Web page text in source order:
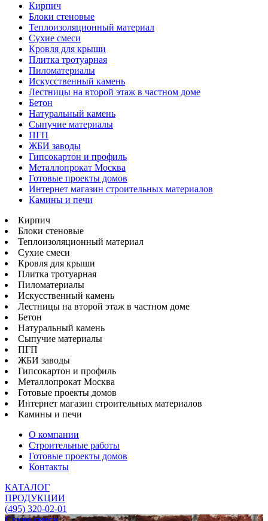
Кирпич
Блоки стеновые
Теплоизоляционный материал
Сухие смеси
Кровля для крыши
Плитка тротуарная
Пиломатериалы
Искусственный камень
Лестницы на второй этаж в частном доме
Бетон
Натуральный камень
Сыпучие материалы
ПГП
ЖБИ заводы
Гипсокартон и профиль
Металлопрокат Москва
Готовые проекты домов
Интернет магазин строительных материалов
Камины и печи
Кирпич
Блоки стеновые
Теплоизоляционный материал
Сухие смеси
Кровля для крыши
Плитка тротуарная
Пиломатериалы
Искусственный камень
Лестницы на второй этаж в частном доме
Бетон
Натуральный камень
Сыпучие материалы
ПГП
ЖБИ заводы
Гипсокартон и профиль
Металлопрокат Москва
Готовые проекты домов
Интернет магазин строительных материалов
Камины и печи
О компании
Строительные работы
Готовые проекты домов
Контакты
КАТАЛОГ
ПРОДУКЦИИ
(495) 320-02-01